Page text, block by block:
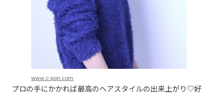
www.c-pon.com
プロの手にかかれば最高のヘアスタイルの出来上がり♡好